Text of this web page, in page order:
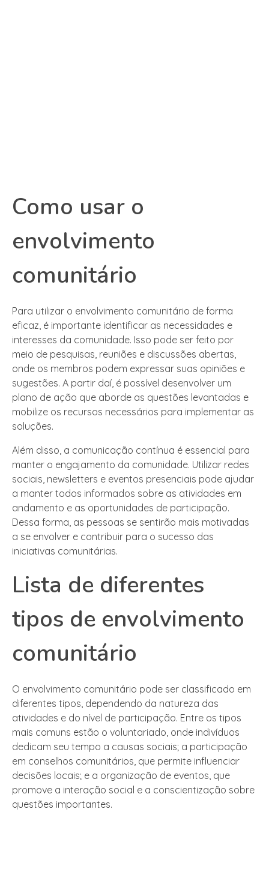
Como usar o
envolvimento
comunitário
Para utilizar o envolvimento comunitário de forma
eficaz, é importante identificar as necessidades e
interesses da comunidade. Isso pode ser feito por
meio de pesquisas, reuniões e discussões abertas,
onde os membros podem expressar suas opiniões e
sugestões. A partir daí, é possível desenvolver um
plano de ação que aborde as questões levantadas e
mobilize os recursos necessários para implementar as
soluções.
Além disso, a comunicação contínua é essencial para
manter o engajamento da comunidade. Utilizar redes
sociais, newsletters e eventos presenciais pode ajudar
a manter todos informados sobre as atividades em
andamento e as oportunidades de participação.
Dessa forma, as pessoas se sentirão mais motivadas
a se envolver e contribuir para o sucesso das
iniciativas comunitárias.
Lista de diferentes
tipos de envolvimento
comunitário
O envolvimento comunitário pode ser classificado em
diferentes tipos, dependendo da natureza das
atividades e do nível de participação. Entre os tipos
mais comuns estão o voluntariado, onde indivíduos
dedicam seu tempo a causas sociais; a participação
em conselhos comunitários, que permite influenciar
decisões locais; e a organização de eventos, que
promove a interação social e a conscientização sobre
questões importantes.